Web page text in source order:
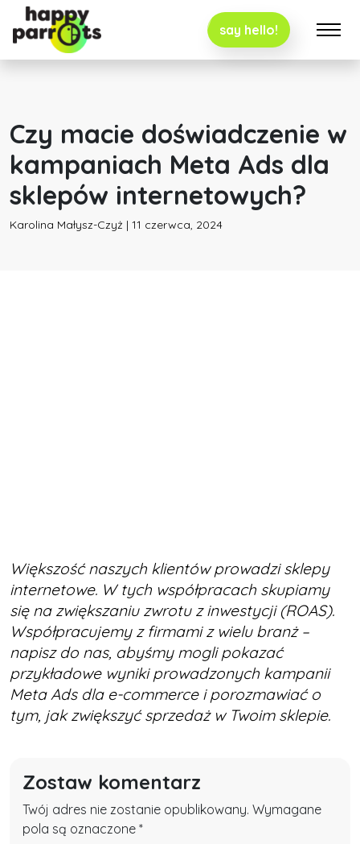
say hello!
Czy macie doświadczenie w
kampaniach Meta Ads dla
sklepów internetowych?
Karolina Małysz-Czyż | 11 czerwca, 2024
Większość naszych klientów prowadzi sklepy
internetowe. W tych współpracach skupiamy
się na zwiększaniu zwrotu z inwestycji (ROAS).
Współpracujemy z firmami z wielu branż –
napisz do nas, abyśmy mogli pokazać
przykładowe wyniki prowadzonych kampanii
Meta Ads dla e-commerce i porozmawiać o
tym, jak zwiększyć sprzedaż w Twoim sklepie.
Zostaw komentarz
Twój adres nie zostanie opublikowany. Wymagane
pola są oznaczone *